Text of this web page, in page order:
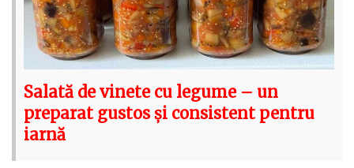
Salată de vinete cu legume – un
preparat gustos și consistent pentru
iarnă